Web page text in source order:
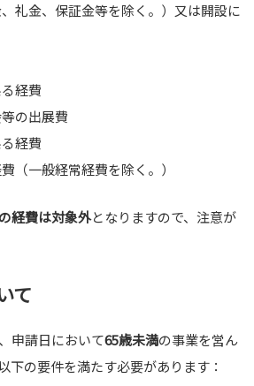
礼金、保証金等を除く。）又は開設に
経費
の出展費
経費
（一般経常経費を除く。）
経費は対象外となりますので、注意が
て
申請日において65歳未満の事業を営ん
下の要件を満たす必要があります：